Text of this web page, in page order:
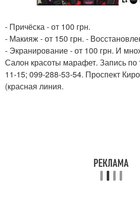
- Причёска - от 100 грн.
- Макияж - от 150 грн. -
- Экранирование - от 100 грн. И
Салон красоты марафет. Запись по
11-15; 099-288-53-54. Проспект
(красная линия.